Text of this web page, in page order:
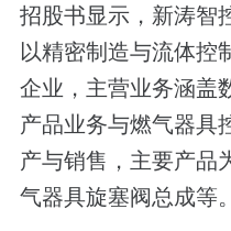
招股书显示，新涛智
以精密制造与流体控
企业，主营业务涵盖
产品业务与燃气器具
产与销售，主要产品
气器具旋塞阀总成等。